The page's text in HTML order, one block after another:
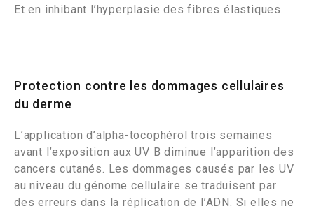
Et en inhibant l’hyperplasie des fibres élastiques.
Protection contre les dommages cellulaires
du derme
L’application d’alpha-tocophérol trois semaines
avant l’exposition aux UV B diminue l’apparition des
cancers cutanés. Les dommages causés par les UV
au niveau du génome cellulaire se traduisent par
des erreurs dans la réplication de l’ADN. Si elles ne